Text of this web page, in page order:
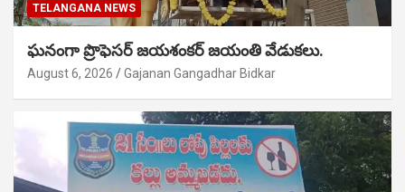
TELANGANA NEWS
ఘనంగా ప్రొఫెసర్ జయశంకర్ జయంతి వేడుకలు.
August 6, 2026 Gajanan Gangadhar Bidkar